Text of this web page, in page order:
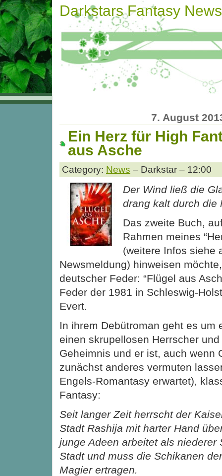
Darkstars Fantasy News
7. August
Ein Herz für High
aus Asche
Category: News – Darkstar – 12:00
Der Wind ließ die
drang kalt durch die
Das zweite Buch,
Rahmen meines
(weitere Infos siehe
Newsmeldung) hinweisen
deutscher Feder: “Flügel aus
Feder der 1981 in Schleswig-
Evert.
In ihrem Debütroman geht es um
einen skrupellosen Herrscher
Geheimnis und er ist, auch wenn
zunächst anderes vermuten
Engels-Romantasy erwartet),
Fantasy:
Seit langer Zeit herrscht der
Stadt Rashija mit harter Hand
junge Adeen arbeitet als niederer
Stadt und muss die Schikanen
Magier ertragen.